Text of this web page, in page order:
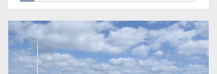
EU reanudará este sábado inspecciones de aguacate en
Michoacán